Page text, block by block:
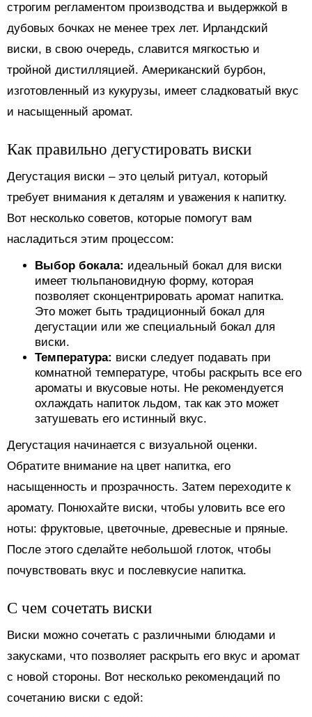
строгим регламентом производства и выдержкой в
дубовых бочках не менее трех лет. Ирландский
виски, в свою очередь, славится мягкостью и
тройной дистилляцией. Американский бурбон,
изготовленный из кукурузы, имеет сладковатый вкус
и насыщенный аромат.
Как правильно дегустировать виски
Дегустация виски – это целый ритуал, который
требует внимания к деталям и уважения к напитку.
Вот несколько советов, которые помогут вам
насладиться этим процессом:
Выбор бокала: идеальный бокал для виски
имеет тюльпановидную форму, которая
позволяет сконцентрировать аромат напитка.
Это может быть традиционный бокал для
дегустации или же специальный бокал для
виски.
Температура: виски следует подавать при
комнатной температуре, чтобы раскрыть все его
ароматы и вкусовые ноты. Не рекомендуется
охлаждать напиток льдом, так как это может
затушевать его истинный вкус.
Дегустация начинается с визуальной оценки.
Обратите внимание на цвет напитка, его
насыщенность и прозрачность. Затем переходите к
аромату. Понюхайте виски, чтобы уловить все его
ноты: фруктовые, цветочные, древесные и пряные.
После этого сделайте небольшой глоток, чтобы
почувствовать вкус и послевкусие напитка.
С чем сочетать виски
Виски можно сочетать с различными блюдами и
закусками, что позволяет раскрыть его вкус и аромат
с новой стороны. Вот несколько рекомендаций по
сочетанию виски с едой: